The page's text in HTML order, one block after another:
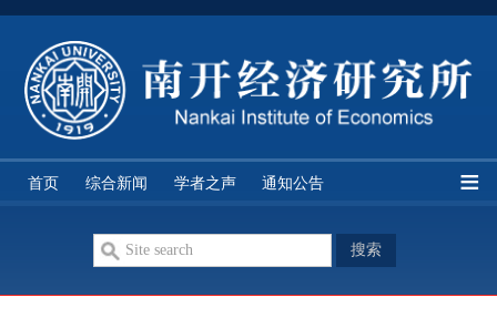
经研所简介 研究队伍 学科分类 研究机构
首页 综合新闻 学者之声 通知公告